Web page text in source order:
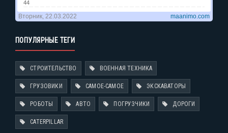
ПОПУЛЯРНЫЕ ТЕГИ
СТРОИТЕЛЬСТВО ВОЕННАЯ ТЕХНИКА
ГРУЗОВИКИ САМОЕ-САМОЕ ЭКСКАВАТОРЫ
РОБОТЫ АВТО ПОГРУЗЧИКИ ДОРОГИ
CATERPILLAR